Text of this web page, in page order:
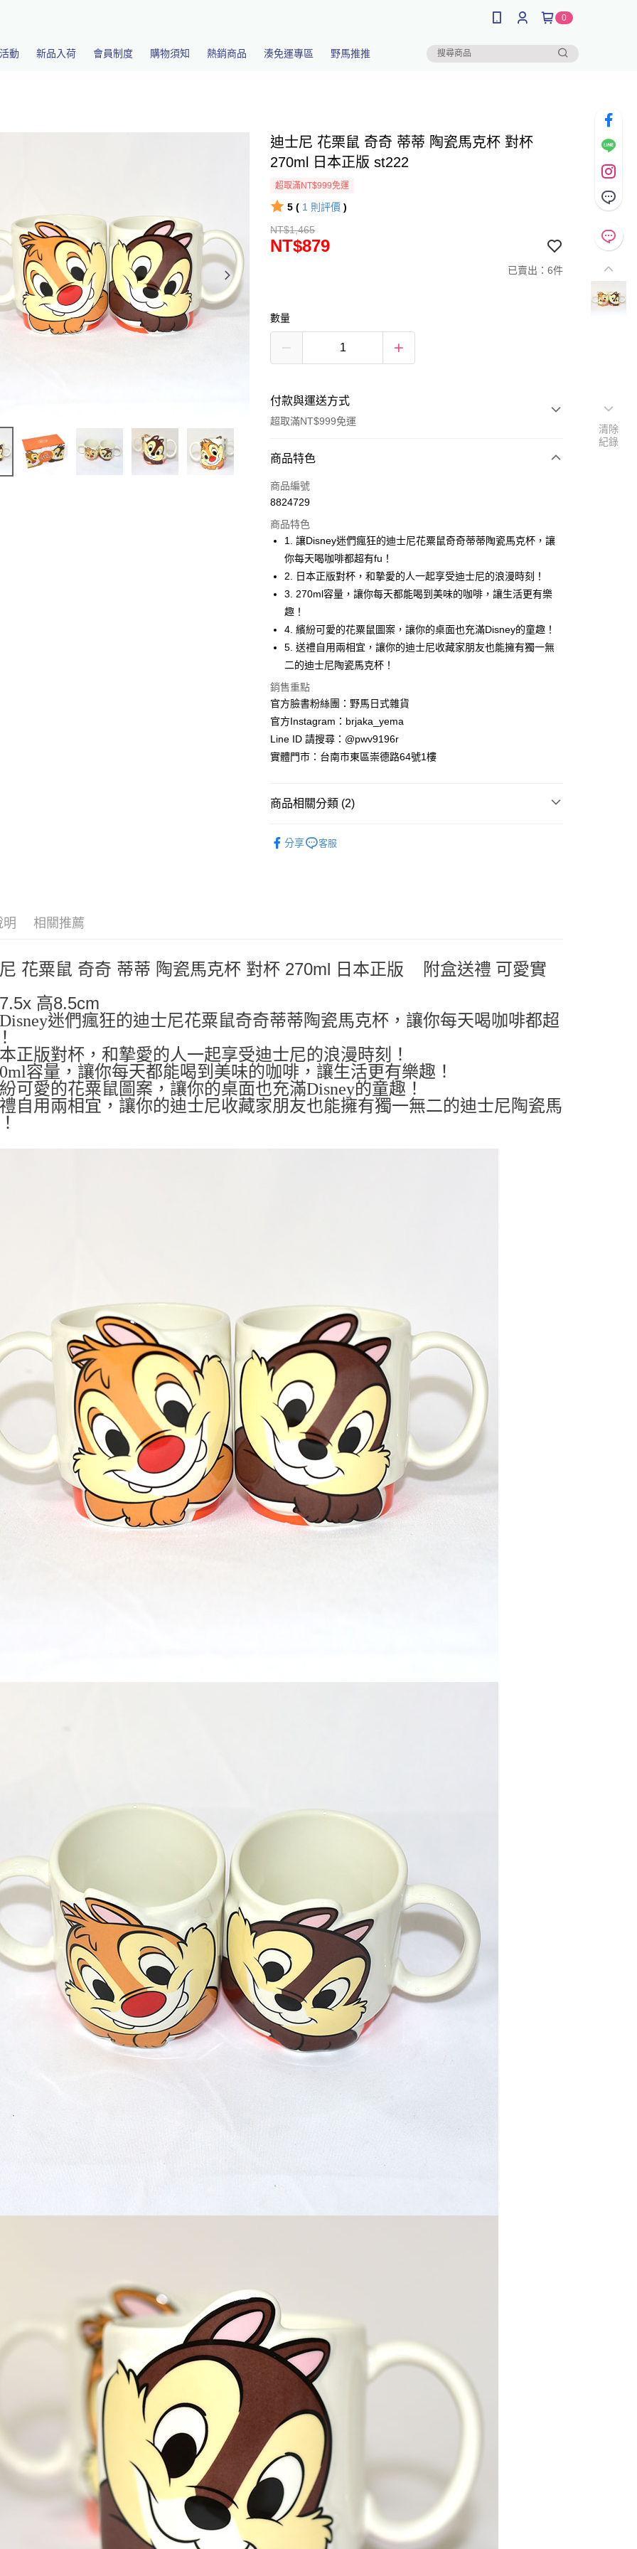
0
動 新品入荷 會員制度 購物須知 熱銷商品 湊免運專區 野馬推推
迪士尼 花栗鼠 奇奇 蒂蒂 陶瓷馬克杯 對杯
270ml 日本正版 st222
超取滿NT$999免運
5 ( 1 則評價 )
NT$1,465
NT$879
已賣出：6件
數量
付款與運送方式
超取滿NT$999免運
付款方式
信用卡一次付款
3 期 0 利率 每期NT$293 21家銀行
合作金庫商業銀行
華南商業銀行
彰化商業銀行
國泰世華商業銀行
兆豐國際商業銀行
臺灣中小企業銀行
匯豐（台灣）商業銀行
華泰商業銀行
聯邦商業銀行
遠東國際商業銀行
元大商業銀行
台新國際商業銀行
台灣樂天信用卡公司
超商取貨付款
Apple Pay
悠遊付
Google Pay
ATM付款
運送方式
每筆NT$65，滿NT$999(含以上)免運費
付款後全家取貨
宅配
商品特色
商品編號
8824729
商品特色
1. 讓Disney迷們瘋狂的迪士尼花粟鼠奇奇蒂蒂陶瓷馬克杯，讓
你每天喝咖啡都超有fu！
2. 日本正版對杯，和摯愛的人一起享受迪士尼的浪漫時刻！
3. 270ml容量，讓你每天都能喝到美味的咖啡，讓生活更有樂
趣！
4. 繽紛可愛的花粟鼠圖案，讓你的桌面也充滿Disney的童趣！
5. 送禮自用兩相宜，讓你的迪士尼收藏家朋友也能擁有獨一無
二的迪士尼陶瓷馬克杯！
銷售重點
官方臉書粉絲團：野馬日式雜貨
官方Instagram：brjaka_yema
Line ID 請搜尋：@pwv9196r
實體門市：台南市東區崇德路64號1樓
商品相關分類 (2)
分享 客服
明 相關推薦
花粟鼠 奇奇 蒂蒂 陶瓷馬克杯 對杯 270ml 日本正版 附盒送禮 可愛實
高8.5cm
迷們瘋狂的迪士尼花粟鼠奇奇蒂蒂陶瓷馬克杯，讓你每天喝咖啡都超
正版對杯，和摯愛的人一起享受迪士尼的浪漫時刻！
容量，讓你每天都能喝到美味的咖啡，讓生活更有樂趣！
可愛的花粟鼠圖案，讓你的桌面也充滿Disney的童趣！
自用兩相宜，讓你的迪士尼收藏家朋友也能擁有獨一無二的迪士尼陶瓷馬
清除
紀錄